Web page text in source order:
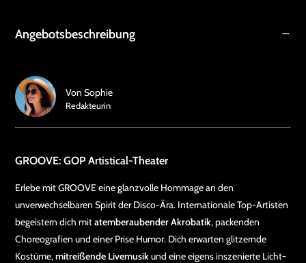
Angebotsbeschreibung
GROOVE: GOP Artistical-Theater
Erlebe mit GROOVE eine glanzvolle Hommage an den
unverwechselbaren Spirit der Disco-Ära. Internationale Top-Artisten
begeistern dich mitatemberaubender Akrobatik, packenden
Choreografien und einer Prise Humor. Dich erwarten glitzernde
Kostüme,mitreißende Livemusikund eine eigens inszenierte Licht-
Von Sophie
Redakteurin